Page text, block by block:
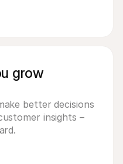
grow
better decisions
insights –